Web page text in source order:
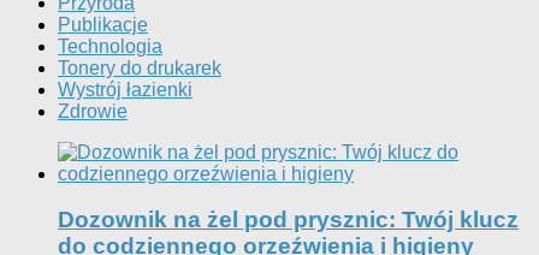
Publikacje
Technologia
Tonery do drukarek
Wystrój łazienki
Zdrowie
Dozownik na żel pod prysznic: Twój klucz
do codziennego orzeźwienia i higieny